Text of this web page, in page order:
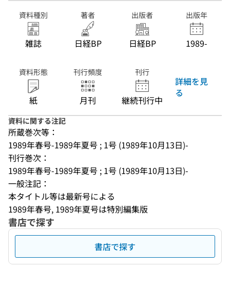
資料種別
雑誌
著者
日経BP
出版者
日経BP
出版年
1989-
資料形態
紙
刊行頻度
月刊
刊行
継続刊行中
詳細を見
る
資料に関する注記
所蔵巻次等：
1989年春号-1989年夏号 ; 1号 (1989年10月13日)-
刊行巻次：
1989年春号-1989年夏号 ; 1号 (1989年10月13日)-
一般注記：
本タイトル等は最新号による
1989年春号, 1989年夏号は特別編集版
書店で探す
書店で探す